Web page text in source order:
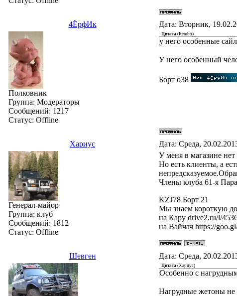
4ЁрфИк Дата: Вторник,
Полковник
Группа: Модераторы
Сообщений: 1217
Статус: Offline
Цитата (Rembo)
у него особенные
У него особенный
Борт о38
Хариус Дата: Среда,
Генерал-майор
Группа: клуб
Сообщений: 1812
Статус: Offline
У меня в магазине
Но есть клиенты, а
Члены клуба 61-я
KZJ78 Борт 21
Мы знаем короткую
на Кару drive2.ru/l/
на Вайчач https://
Шевген Дата: Среда,
Цитата (Хариус)
Особенно с
Нагрудные жетоны не